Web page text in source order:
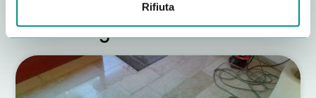
Rifiuta
Altri consigli utili